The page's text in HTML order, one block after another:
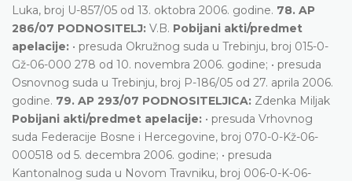
Luka, broj U-857/05 od 13. oktobra 2006. godine. 78. AP
286/07 PODNOSITELJ: V.B. Pobijani akti/predmet
apelacije: • presuda Okružnog suda u Trebinju, broj 015-0-
Gž-06-000 278 od 10. novembra 2006. godine; • presuda
Osnovnog suda u Trebinju, broj P-186/05 od 27. aprila 2006.
godine. 79. AP 293/07 PODNOSITELJICA: Zdenka Miljak
Pobijani akti/predmet apelacije: • presuda Vrhovnog
suda Federacije Bosne i Hercegovine, broj 070-0-Kž-06-
000518 od 5. decembra 2006. godine; • presuda
Kantonalnog suda u Novom Travniku, broj 006-0-K-06-